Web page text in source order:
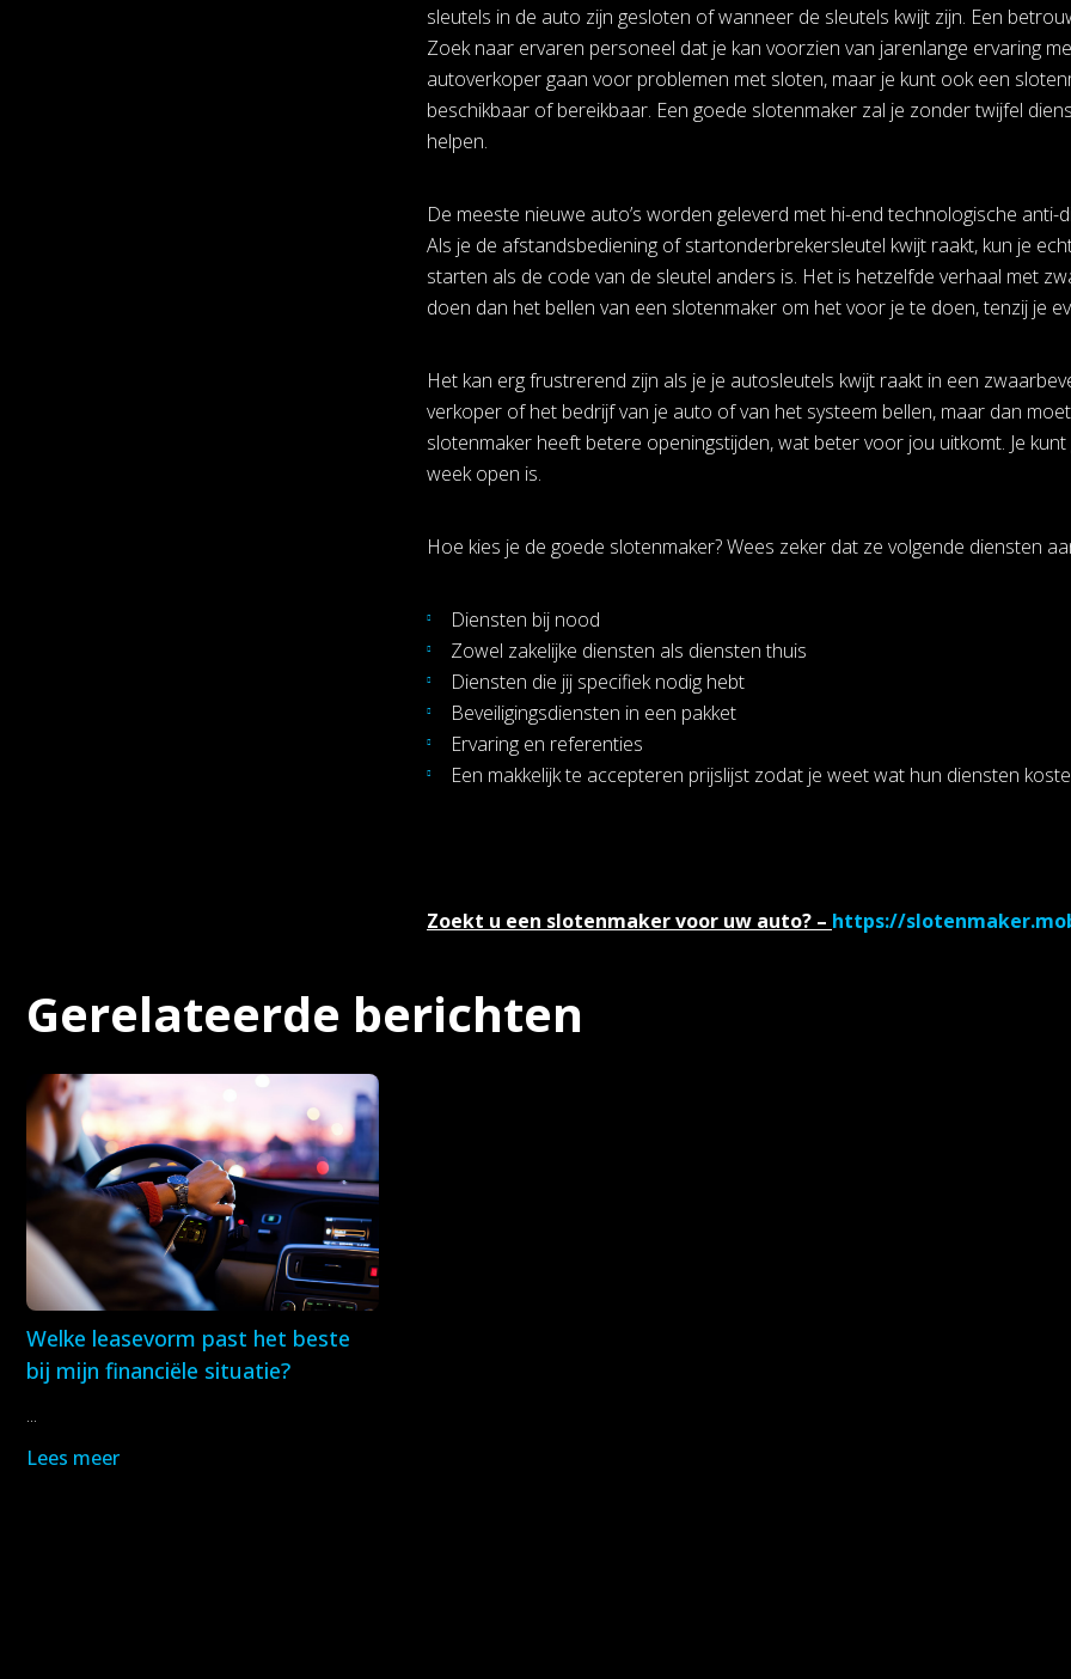
sleutels in de auto zijn gesloten of wanneer de sleutels kwijt zijn. Een
Zoek naar ervaren personeel dat je kan voorzien van jarenlange ervaring
autoverkoper gaan voor problemen met sloten, maar je kunt ook een
beschikbaar of bereikbaar. Een goede slotenmaker zal je zonder twijfel
helpen.
De meeste nieuwe auto’s worden geleverd met hi-end technologische
Als je de afstandsbediening of startonderbrekersleutel kwijt raakt, kun je
starten als de code van de sleutel anders is. Het is hetzelfde verhaal met
doen dan het bellen van een slotenmaker om het voor je te doen, tenzij je
Het kan erg frustrerend zijn als je je autosleutels kwijt raakt in een
verkoper of het bedrijf van je auto of van het systeem bellen, maar dan
slotenmaker heeft betere openingstijden, wat beter voor jou uitkomt. Je
week open is.
Hoe kies je de goede slotenmaker? Wees zeker dat ze volgende diensten
Diensten bij nood
Zowel zakelijke diensten als diensten thuis
Diensten die jij specifiek nodig hebt
Beveiligingsdiensten in een pakket
Ervaring en referenties
Een makkelijk te accepteren prijslijst zodat je weet wat hun diensten
Zoekt u een slotenmaker voor uw auto? – https://
Gerelateerde berichten
Welke leasevorm past het beste
bij mijn financiële situatie?
...
Lees meer